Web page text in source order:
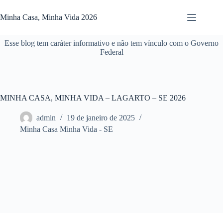
para
o
Minha Casa, Minha Vida 2026
Esse blog tem caráter informativo e não tem vínculo com o Governo
Federal
MINHA CASA, MINHA VIDA – LAGARTO – SE 2026
admin
19 de janeiro de 2025
Minha Casa Minha Vida - SE